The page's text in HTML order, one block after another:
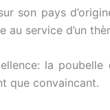
pays
service d’un
la
que convaincant.